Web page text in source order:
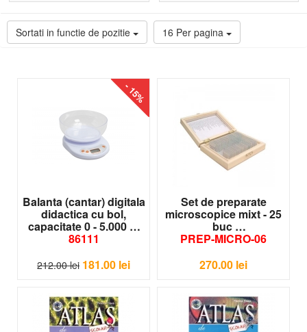
Sortati in functie de pozitie 16 Per pagina
- 15%
Balanta (cantar) digitala
didactica cu bol,
capacitate 0 - 5.000 g
86111
212.00 lei 181.00 lei
Set de preparate
microscopice mixt - 25
buc
PREP-MICRO-06
270.00 lei